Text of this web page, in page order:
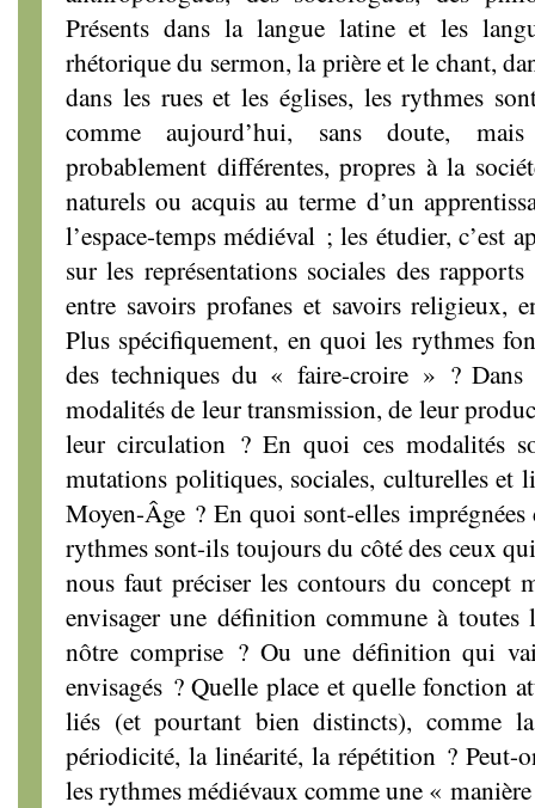
Présents dans la langue latine et les
rhétorique du sermon, la prière et le chant,
dans les rues et les églises, les rythmes
comme aujourd’hui, sans doute,
probablement différentes, propres à la
naturels ou acquis au terme d’un
l’espace-temps médiéval ; les étudier, c’est
sur les représentations sociales des
entre savoirs profanes et savoirs religieux,
Plus spécifiquement, en quoi les rythmes
des techniques du « faire-croire » ? Dans
modalités de leur transmission, de leur
leur circulation ? En quoi ces modalités
mutations politiques, sociales, culturelles et
Moyen-Âge ? En quoi sont-elles imprégnées
rythmes sont-ils toujours du côté des ceux
nous faut préciser les contours du concept
envisager une définition commune à toutes
nôtre comprise ? Ou une définition qui
envisagés ? Quelle place et quelle fonction
liés (et pourtant bien distincts), comme
périodicité, la linéarité, la répétition ? Peut-
les rythmes médiévaux comme une «